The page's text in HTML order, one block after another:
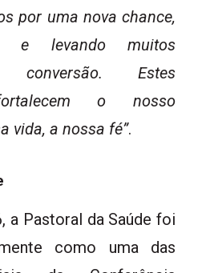
por uma nova chance,
e levando muitos
Estes
o nosso
vida, a nossa fé”.
a Pastoral da Saúde foi
como uma das